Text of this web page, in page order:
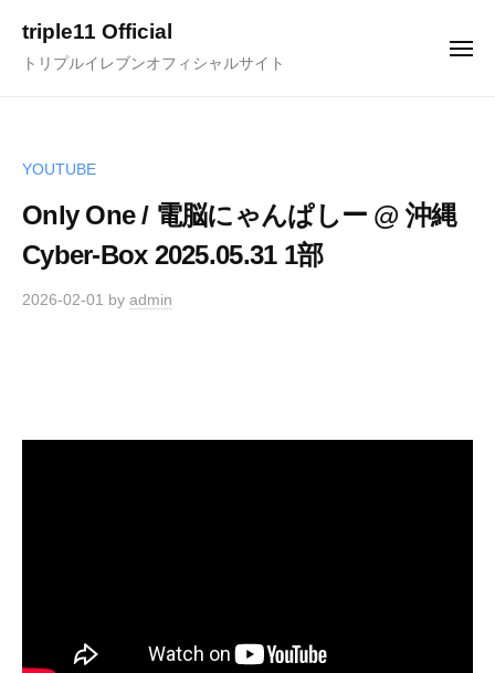
triple11 Official
トリプルイレブンオフィシャルサイト
メ
YOUTUBE
Only One / 電脳にゃんぱしー @ 沖縄
Cyber-Box 2025.05.31 1部
2026-02-01 by admin